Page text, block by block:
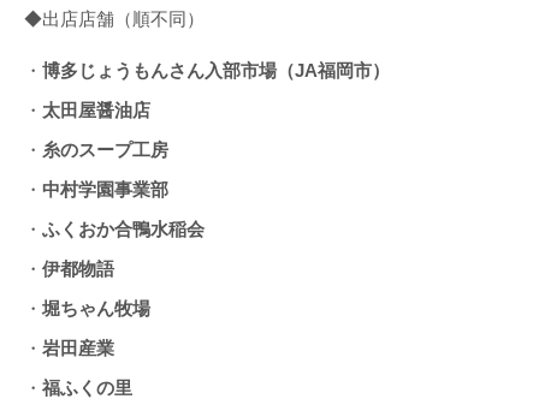
◆出店店舗（順不同）
・ 博多じょうもんさん入部市場（JA福岡市）
・ 太田屋醤油店
・ 糸のスープ工房
・ 中村学園事業部
・ ふくおか合鴨水稲会
・ 伊都物語
・ 堀ちゃん牧場
・ 岩田産業
・ 福ふくの里